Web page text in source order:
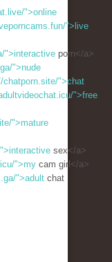
">online
">live
">interactive porn</a>
">nude
chatporn.site/">chat
">free
">mature
sex</a>
">my cam girl</a>
">adult chat